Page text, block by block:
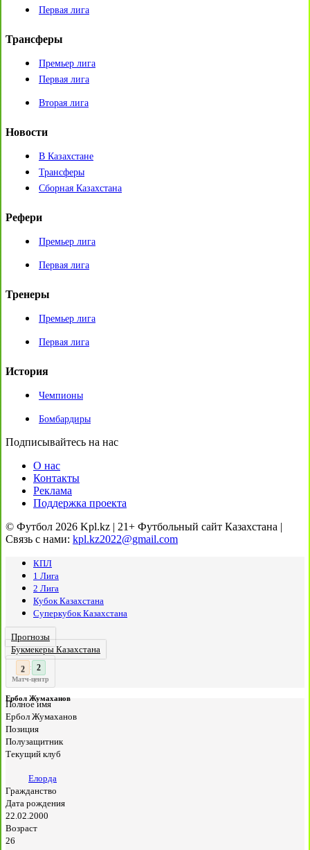
Первая лига
Трансферы
Премьер лига
Первая лига
Вторая лига
Новости
В Казахстане
Трансферы
Сборная Казахстана
Рефери
Премьер лига
Первая лига
Тренеры
Премьер лига
Первая лига
История
Чемпионы
Бомбардиры
Подписывайтесь на нас
О нас
Контакты
Реклама
Поддержка проекта
© Футбол 2026 Kpl.kz | 21+ Футбольный сайт Казахстана |
Связь с нами: kpl.kz2022@gmail.com
КПЛ
1 Лига
2 Лига
Кубок Казахстана
Суперкубок Казахстана
Прогнозы
Букмекеры Казахстана
3 : 2
Матч-центр
Ербол Жумаханов
Полное имя
Ербол Жумаханов
Позиция
Полузащитник
Текущий клуб
Елорда
Гражданство
Дата рождения
22.02.2000
Возраст
26